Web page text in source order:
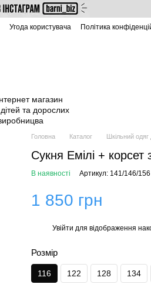
Угода користувача Політика
Головна Каталог Шкільний
Сукня Емілі + корсет
В наявності Артикул: 141/146/
1 850 грн
Увійти для відображення
Розмір
116 122 128 134